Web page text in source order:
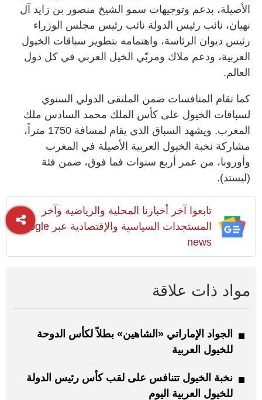
الأصيلة، بدعم وتوجيهات سمو الشيخ منصور بن زايد آل
نهيان، نائب رئيس الدولة نائب رئيس مجلس الوزراء
رئيس ديوان الرئاسة، واهتمامه بتطوير سباقات الخيول
العربية، ودعم ملاك ومربّي الخيل العربي في كل دول
العالم.
كما تقام المنافسات ضمن الملتقى الدولي السنوي
لسباقات الخيول على كأس الملك محمد السادس ملك
المغرب. ويشهد السباق الذي يقام لمسافة 1750 متراً،
مشاركة نخبة الخيول العربية الأصيلة في المغرب
وأوروبا، من عمر أربع سنوات فما فوق، ضمن فئة
(ليستد).
تابعوا آخر أخبارنا المحلية والرياضية وآخر
المستجدات السياسية والإقتصادية عبر Google
news
مواد ذات علاقة
الجواد الإماراتي «الشاهين» بطلاً لكأس الدوحة
للخيول العربية
نخبة الخيول تتنافس على لقب كأس رئيس الدولة
للخيول العربية اليوم